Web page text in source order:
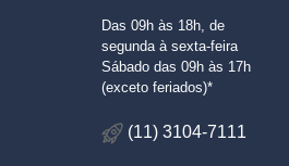
Das 09h às 18h, de
segunda à sexta-feira
Sábado das 09h às 17h
(exceto feriados)*
(11) 3104-7111